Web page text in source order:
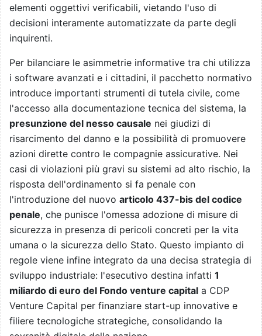
elementi oggettivi verificabili, vietando l'uso di
decisioni interamente automatizzate da parte degli
inquirenti.
Per bilanciare le asimmetrie informative tra chi utilizza
i software avanzati e i cittadini, il pacchetto normativo
introduce importanti strumenti di tutela civile, come
l'accesso alla documentazione tecnica del sistema, la
presunzione del nesso causale nei giudizi di
risarcimento del danno e la possibilità di promuovere
azioni dirette contro le compagnie assicurative. Nei
casi di violazioni più gravi su sistemi ad alto rischio, la
risposta dell'ordinamento si fa penale con
l'introduzione del nuovo articolo 437-bis del codice
penale, che punisce l'omessa adozione di misure di
sicurezza in presenza di pericoli concreti per la vita
umana o la sicurezza dello Stato. Questo impianto di
regole viene infine integrato da una decisa strategia di
sviluppo industriale: l'esecutivo destina infatti 1
miliardo di euro del Fondo venture capital a CDP
Venture Capital per finanziare start-up innovative e
filiere tecnologiche strategiche, consolidando la